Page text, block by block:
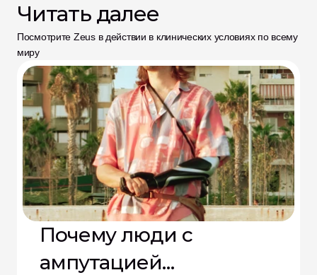
Читать далее
Посмотрите Zeus в действии в клинических условиях по всему
миру
Почему люди с
ампутацией